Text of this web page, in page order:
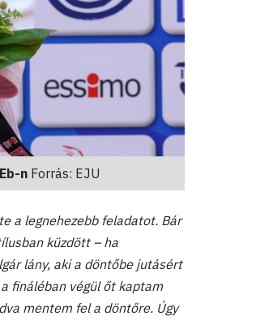
n Forrás: EJU
a legnehezebb feladatot. Bár
küzdött – ha
lány, aki a döntőbe jutásért
fináléban végül őt kaptam
mentem fel a döntőre. Úgy